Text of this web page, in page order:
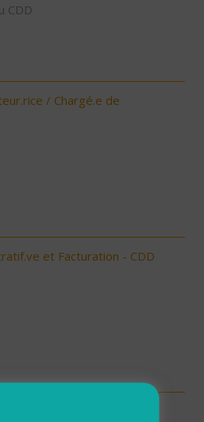
CDD
/ Chargé.e de
et Facturation - CDD
et Facturation - CDI